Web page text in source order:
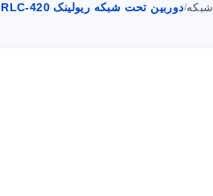
شبکه/دوربین تحت شبکه ریولینک RLC-420